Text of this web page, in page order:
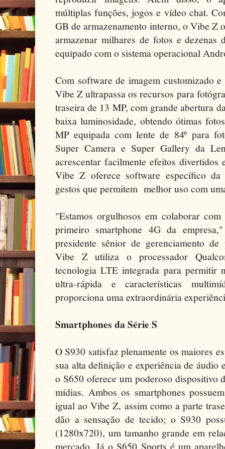
múltiplas funções, jogos e vídeo chat.
GB de armazenamento interno, o Vibe Z
armazenar milhares de fotos e dezenas
equipado com o sistema operacional
Com software de imagem customizado
Vibe Z ultrapassa os recursos para
traseira de 13 MP, com grande abertura
baixa luminosidade, obtendo ótimas
MP equipada com lente de 84º para
Super Camera e Super Gallery da
acrescentar facilmente efeitos
Vibe Z oferece software específico
gestos que permitem melhor uso com
"Estamos orgulhosos em colaborar
primeiro smartphone 4G da
presidente sênior de gerenciamento
Vibe Z utiliza o processador
tecnologia LTE integrada para permitir
ultra-rápida e características
proporciona uma extraordinária
Smartphones da Série S
O S930 satisfaz plenamente os maiores
sua alta definição e experiência de áudio
o S650 oferece um poderoso dispositivo
mídias. Ambos os smartphones
igual ao Vibe Z, assim como a parte
dão a sensação de tecido; o S930
(1280x720), um tamanho grande em